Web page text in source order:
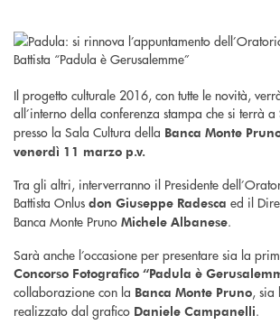
Il progetto culturale 2016, con tutte le novità,
all’interno della conferenza stampa che si terrà a
presso la Sala Cultura della Banca Monte
venerdì 11 marzo p.v.
Tra gli altri, interverranno il Presidente
Battista Onlus don Giuseppe Radesca ed il
Banca Monte Pruno Michele Albanese.
Sarà anche l’occasione per presentare sia la
Concorso Fotografico “Padula è
collaborazione con la Banca Monte Pruno, sia
realizzato dal grafico Daniele Campanelli.